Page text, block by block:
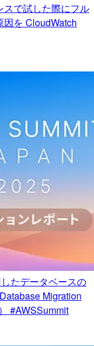
スで試した際にフル
因を CloudWatch
たデータベースの
Migration
#AWSSummit